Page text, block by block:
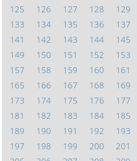
125
126 127 128 129
133
134 135 136 137
141
142 143 144 145
149
150 151 152 153
157
158 159 160 161
165
166 167 168 169
173
174 175 176 177
181
182 183 184 185
189
190 191 192 193
197
198 199 200 201